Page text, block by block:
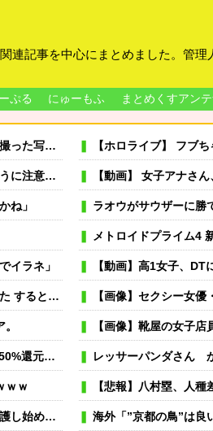
連記事を中心にまとめました。管
ぷる にゅーもふ まとめくすアン
があった
のつかない事態に！
ね」
イラネ」
」と結婚を撤回し…
目襲来！
ｗｗ
惨な状況に…
【ホロライブ】 フブ
【動画】 女子アナさん、
ラオウがサウザーに
メトロイドプライム4
【動画】高1女子、
【画像】セクシー女
【画像】靴屋の女子
レッサーパンダさん
【悲報】八村塁、人種
海外「”京都の鳥”は良いぞ